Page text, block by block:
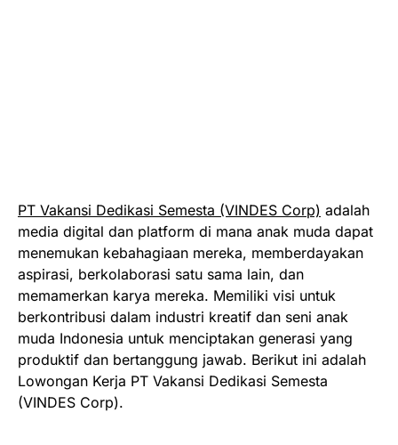
PT Vakansi Dedikasi Semesta (VINDES Corp) adalah
media digital dan platform di mana anak muda dapat
menemukan kebahagiaan mereka, memberdayakan
aspirasi, berkolaborasi satu sama lain, dan
memamerkan karya mereka. Memiliki visi untuk
berkontribusi dalam industri kreatif dan seni anak
muda Indonesia untuk menciptakan generasi yang
produktif dan bertanggung jawab. Berikut ini adalah
Lowongan Kerja PT Vakansi Dedikasi Semesta
(VINDES Corp).